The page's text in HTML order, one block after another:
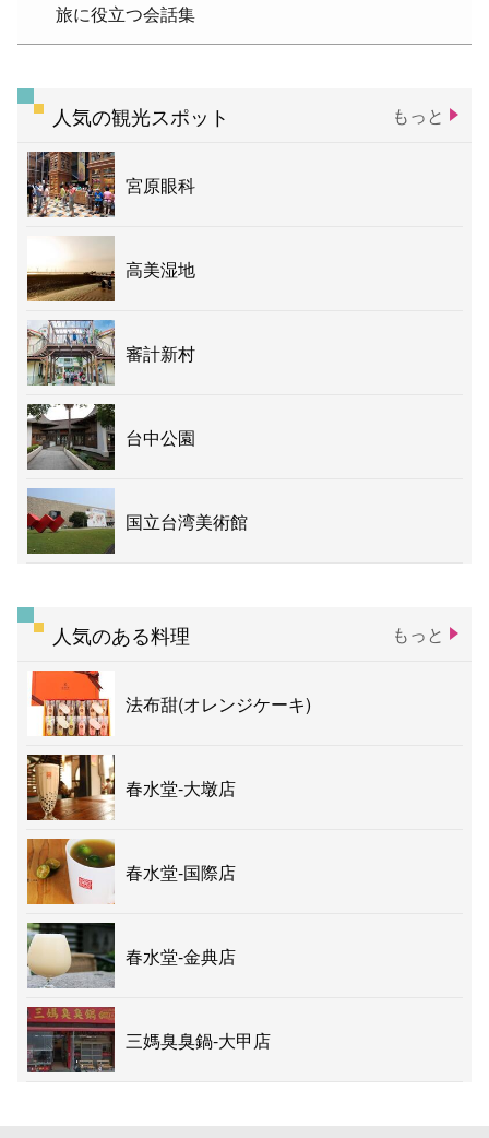
旅に役立つ会話集
人気の観光スポット もっと
宮原眼科
高美湿地
審計新村
台中公園
国立台湾美術館
人気のある料理 もっと
法布甜(オレンジケーキ)
春水堂-大墩店
春水堂-国際店
春水堂-金典店
三媽臭臭鍋-大甲店